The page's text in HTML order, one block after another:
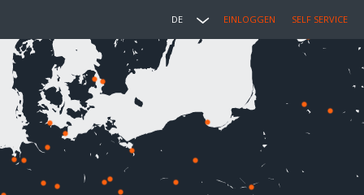
DE EINLOGGEN SELF SERVICE